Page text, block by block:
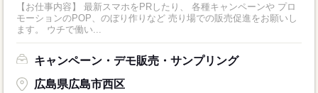
【お仕事内容】 最新スマホをPRしたり、 各種キャンペーンや プロ
モーションのPOP、のぼり作りなど 売り場での販売促進をお願いし
ます。 ウチで働い...
キャンペーン・デモ販売・サンプリング
広島県広島市西区